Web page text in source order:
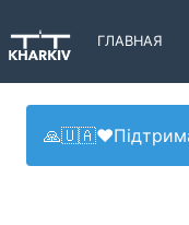
ГЛАВНАЯ